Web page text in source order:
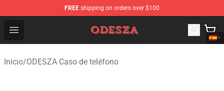
FREE shipping on orders over $100
Open menu
ODESZA Shop - Official ODESZA Merchandise Store
Inicio/ODESZA Caso de teléfono